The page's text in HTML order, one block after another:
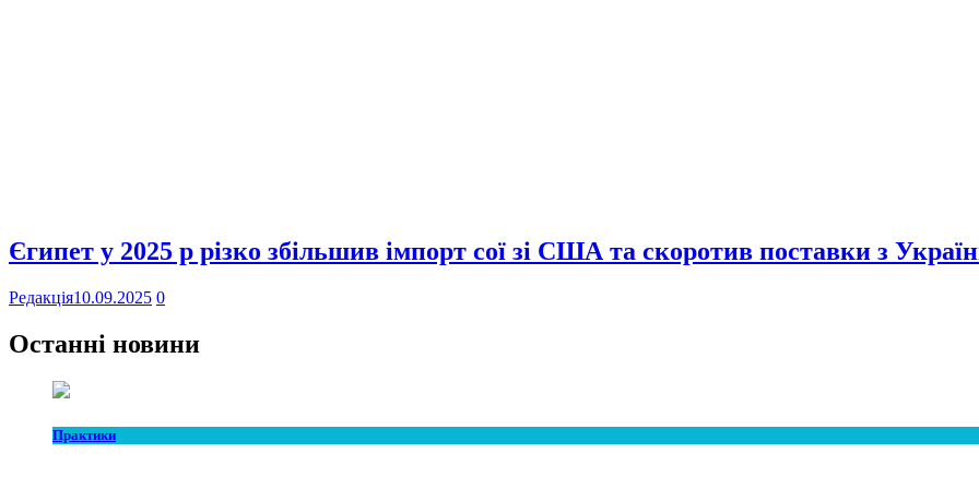
Єгипет у 2025 р різко збільшив імпорт сої зі США та скоротив поставки з
Редакція10.09.2025 0
Останні новини
Практики